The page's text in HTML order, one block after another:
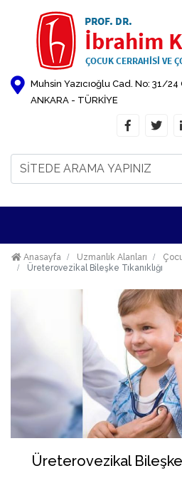
Muhsin Yazıcıoğlu Cad. No: 31/
ANKARA - TÜRKİYE
Anasayfa Uzmanlık Alanları
Üreterovezikal Bileşke Tıkanıklığı
Üreterovezikal Bileşke